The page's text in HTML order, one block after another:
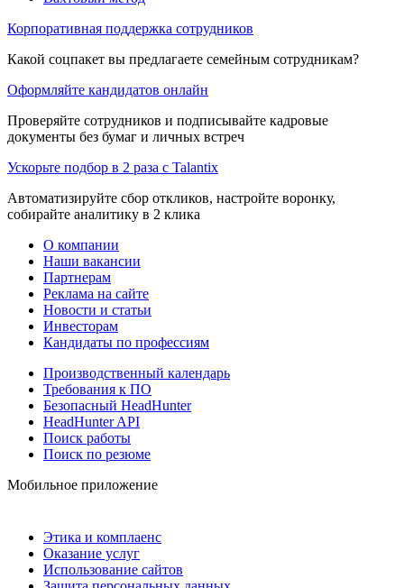
Корпоративная поддержка сотрудников
Какой соцпакет вы предлагаете семейным сотрудникам?
Оформляйте кандидатов онлайн
Проверяйте сотрудников и подписывайте кадровые
документы без бумаг и личных встреч
Ускорьте подбор в 2 раза с Talantix
Автоматизируйте сбор откликов, настройте воронку,
собирайте аналитику в 2 клика
О компании
Наши вакансии
Партнерам
Реклама на сайте
Новости и статьи
Инвесторам
Кандидаты по профессиям
Производственный календарь
Требования к ПО
Безопасный HeadHunter
HeadHunter API
Поиск работы
Поиск по резюме
Мобильное приложение
Этика и комплаенс
Оказание услуг
Использование сайтов